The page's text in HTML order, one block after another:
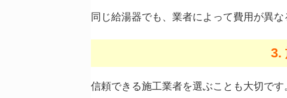
同じ給湯器でも、業者によって費用が異
3.
信頼できる施工業者を選ぶことも大切です